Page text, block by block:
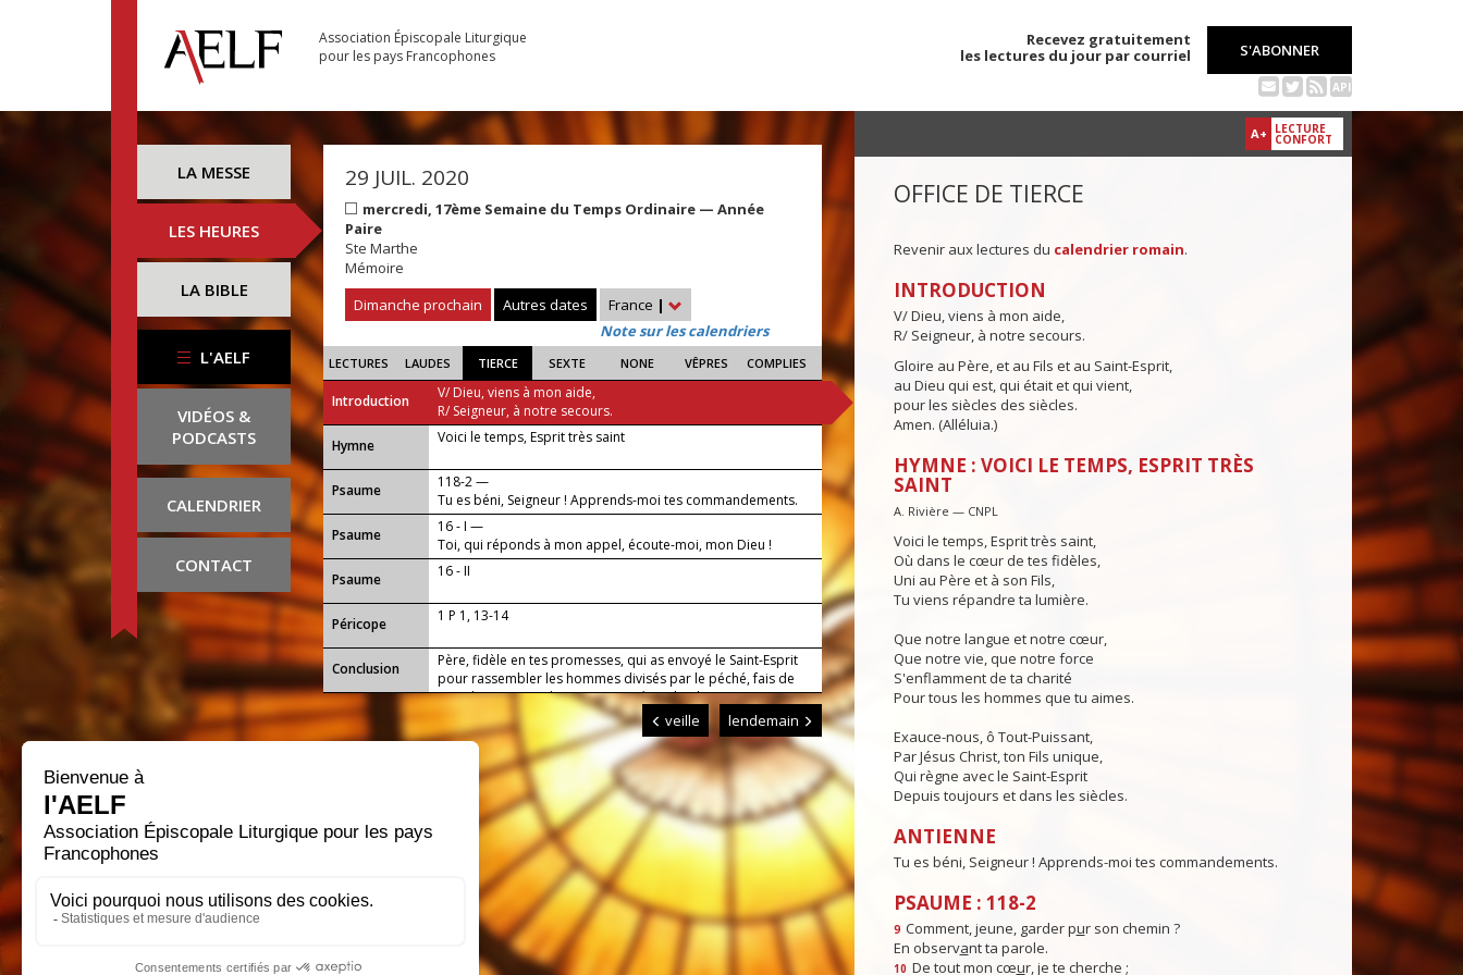
Association Épiscopale Liturgique
pour les pays Francophones
Recevez gratuitement
les lectures du jour par courriel
S'ABONNER
API
LA MESSE
LES HEURES
LA BIBLE
L'AELF
VIDÉOS &
PODCASTS
CALENDRIER
CONTACT
29 JUIL. 2020
mercredi, 17ème Semaine du Temps Ordinaire — Année
Paire
Ste Marthe
Mémoire
Dimanche prochain
Autres dates France |
Note sur les calendriers
LECTURES LAUDES TIERCE SEXTE NONE VÊPRES COMPLIES
Introduction
V/ Dieu, viens à mon aide,
R/ Seigneur, à notre secours.
...
Hymne Voici le temps, Esprit très saint
Psaume
118-2 —
Tu es béni, Seigneur ! Apprends-moi tes commandements.
Psaume
16 - I —
Toi, qui réponds à mon appel, écoute-moi, mon Dieu !
Psaume
16 - II
Péricope 1 P 1, 13-14
Conclusion
Père, fidèle en tes promesses, qui as envoyé le Saint-Esprit
pour rassembler les hommes divisés par le péché, fais de
nous les artisans de ta paix. Par Jésus, le Christ, notre
veille lendemain
A+ LECTURE
CONFORT
OFFICE DE TIERCE
Revenir aux lectures du calendrier romain.
INTRODUCTION
V/ Dieu, viens à mon aide,
R/ Seigneur, à notre secours.
Gloire au Père, et au Fils et au Saint-Esprit,
au Dieu qui est, qui était et qui vient,
pour les siècles des siècles.
Amen. (Alléluia.)
HYMNE : VOICI LE TEMPS, ESPRIT TRÈS
SAINT
A. Rivière — CNPL
Voici le temps, Esprit très saint,
Où dans le cœur de tes fidèles,
Uni au Père et à son Fils,
Tu viens répandre ta lumière.
Que notre langue et notre cœur,
Que notre vie, que notre force
S'enflamment de ta charité
Pour tous les hommes que tu aimes.
Exauce-nous, ô Tout-Puissant,
Par Jésus Christ, ton Fils unique,
Qui règne avec le Saint-Esprit
Depuis toujours et dans les siècles.
ANTIENNE
Tu es béni, Seigneur ! Apprends-moi tes commandements.
PSAUME : 118-2
9 Comment, jeune, garder pur son chemin ?
En observant ta parole.
10 De tout mon cœur, je te cherche ;